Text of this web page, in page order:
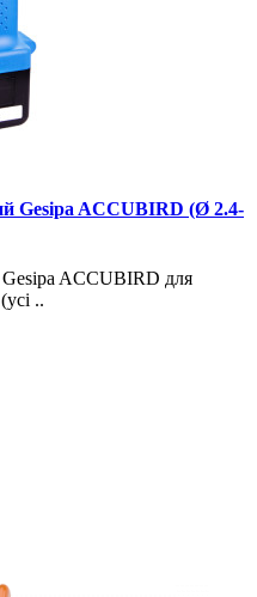
Gesipa ACCUBIRD (Ø 2.4-
ACCUBIRD для
..